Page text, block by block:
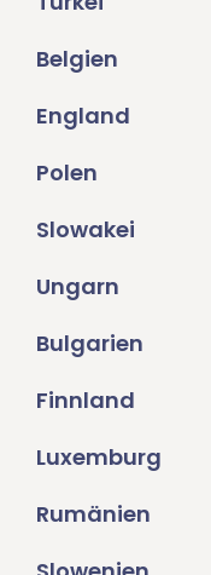
Belgien
England
Polen
Slowakei
Ungarn
Bulgarien
Finnland
Luxemburg
Rumänien